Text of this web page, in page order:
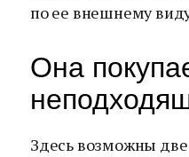
по ее внешнему
Она
Здесь возможны